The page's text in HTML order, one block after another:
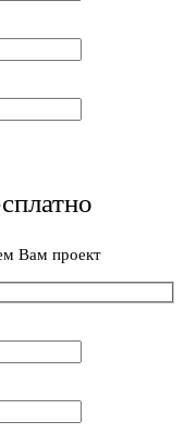
Вам проект